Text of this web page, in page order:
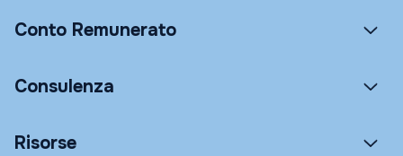
Conto Remunerato
Consulenza
Risorse